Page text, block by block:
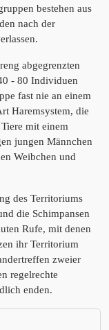
bestehen aus
nach der
abgegrenzten
- 80 Individuen
fast nie an einem
Haremsystem, die
mit einem
jungen Männchen
Weibchen und
des Territoriums
die Schimpansen
Rufe, mit denen
ihr Territorium
zweier
regelrechte
enden.